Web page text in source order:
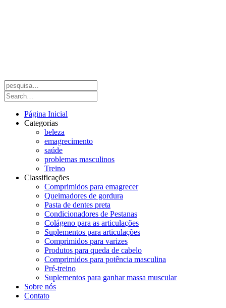
Página Inicial
Categorias
beleza
emagrecimento
saúde
problemas masculinos
Treino
Classificações
Comprimidos para emagrecer
Queimadores de gordura
Pasta de dentes preta
Condicionadores de Pestanas
Colágeno para as articulações
Suplementos para articulações
Comprimidos para varizes
Produtos para queda de cabelo
Comprimidos para potência masculina
Pré-treino
Suplementos para ganhar massa muscular
Sobre nós
Contato